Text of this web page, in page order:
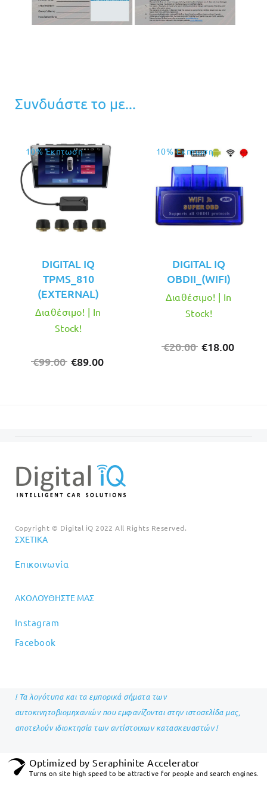
Συνδυάστε το με...
10% Έκπτωση
DIGITAL IQ
TPMS_810
(EXTERNAL)
€99.00 Original
€89.00
Διαθέσιμο! | In
Stock!
10% Έκπτωση
DIGITAL IQ
OBDII_(WIFI)
€20.00 Original
€18.00
Διαθέσιμο! | In
Stock!
Copyright © Digital iQ 2022 All Rights Reserved.
ΣΧΕΤΙΚΆ
Επικοινωνία
ΑΚΟΛΟΥΘΉΣΤΕ ΜΑΣ
Instagram
Facebook
! Τα λογότυπα και τα εμπορικά σήματα των
αυτοκινητοβιομηχανιών που εμφανίζονται στην ιστοσελίδα μας,
αποτελούν ιδιοκτησία των αντίστοιχων κατασκευαστών !
Optimized by Seraphinite Accelerator
Turns on site high speed to be attractive for people and search engines.